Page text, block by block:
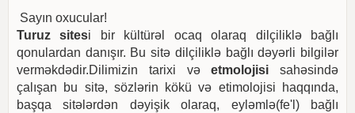
Sayın oxucular!
Turuz sitesi bir kültürəl ocaq olaraq dilçiliklə bağlı
qonulardan danışır. Bu sitə dilçiliklə bağlı dəyərli bilgilər
verməkdədir.Dilimizin tarixi vəetmolojisi sahəsində
çalışan bu sitə, sözlərin kökü və etimolojisi haqqında,
başqa sitələrdən dəyişik olaraq, eyləmlə(fe'l) bağlı